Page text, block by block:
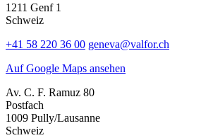
1211 Genf 1
Schweiz
+41 58 220 36 00 geneva@valfor.ch
Auf Google Maps ansehen
Av. C. F. Ramuz 80
Postfach
1009 Pully/Lausanne
Schweiz